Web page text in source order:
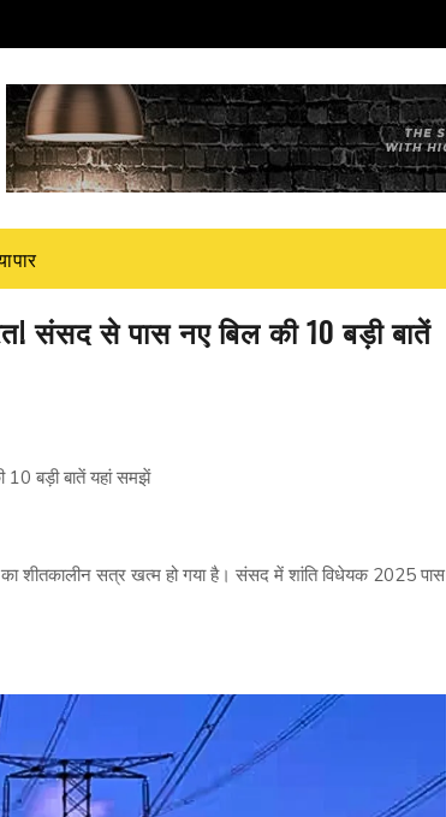
संसद से पास नए बिल की 10 बड़ी बातें
बड़ी बातें यहां समझें
सत्र खत्म हो गया है। संसद में शांति विधेयक 2025 पास